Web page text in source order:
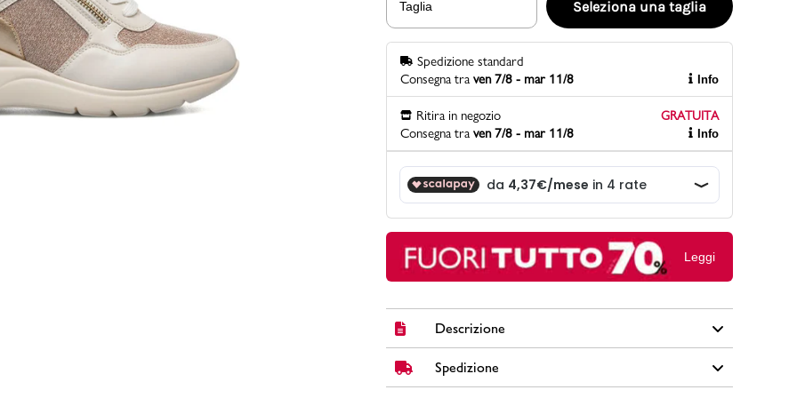
Scopri di più
la guida
Back to School 2026: la guida definitiva per il
PittaRosso
Gioco della scarpa al matrimonio e idee
divertenti con le calzature
Taglia Seleziona una taglia
Spedizione standard
Consegna tra ven 7/8 - mar 11/8 Info
Ritira in negozio
GRATUITA
Consegna tra ven 7/8 - mar 11/8 Info
Leggi
Descrizione
Sneakers da donna Lora Ferres in similpelle colore beige
con zeppa 6 cm, zip laterale, tirante sul retro e dettagli
Spedizione